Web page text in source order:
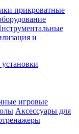
прикроватные
и
игровые
Аксессуары для